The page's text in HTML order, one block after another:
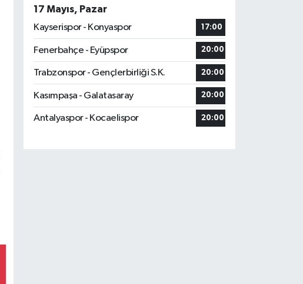
17 Mayıs, Pazar
Kayserispor - Konyaspor
17:00
Fenerbahçe - Eyüpspor 20:00
Trabzonspor - Gençlerbirliği S.K. 20:00
Kasımpaşa - Galatasaray 20:00
Antalyaspor - Kocaelispor 20:00